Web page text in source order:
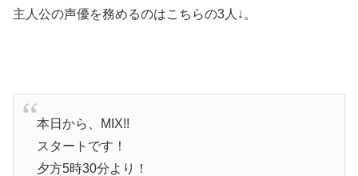
主人公の声優を務めるのはこちらの3人↓。
本日から、MIX!!
スタートです！
夕方5時30分より！